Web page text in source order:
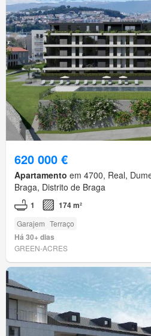
620 000 €
Apartamento em 4700, Real,
Braga, Distrito de Braga
1 174 m²
Garajem Terraço
Há 30+ dias
GREEN-ACRES